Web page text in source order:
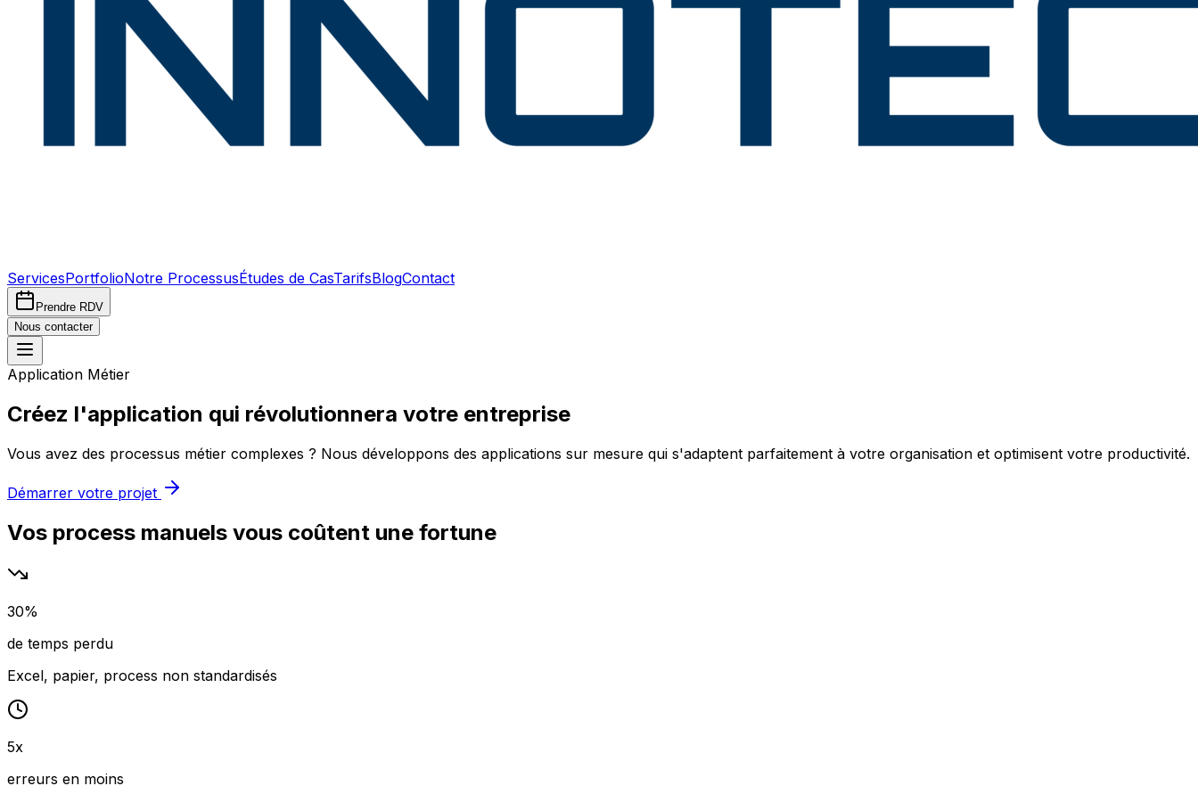
ServicesPortfolioNotre ProcessusÉtudes de CasTarifsBlogContact
Prendre RDV
Nous contacter
Application Métier
Créez l'application qui révolutionnera votre entreprise
Vous avez des processus métier complexes ? Nous développons des applications sur mesure qui s'adaptent parfaitement à votre organisation et optimisent votre productivité.
Démarrer votre projet
Vos process manuels vous coûtent une fortune
30%
de temps perdu
Excel, papier, process non standardisés
5x
erreurs en moins